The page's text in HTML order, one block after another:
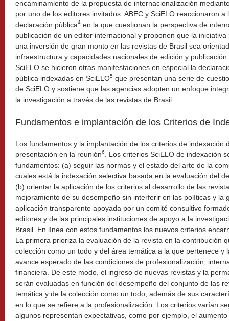
encaminamiento de la propuesta de internacionalización
por uno de los editores invitados. ABEC y SciELO reaccionaron a
declaración pública4 en la que cuestionan la perspectiva de
publicación de un editor internacional y proponen que la
una inversión de gran monto en las revistas de Brasil sea
infraestructura y capacidades nacionales de edición y
SciELO se hicieron otras manifestaciones en especial la
pública indexadas en SciELO5 que presentan una serie de
de SciELO y sostiene que las agencias adopten un enfoque
la investigación a través de las revistas de Brasil.
Fundamentos e implantación de los Criterios de
Los fundamentos y la implantación de los criterios de indexación
presentación en la reunión6
. Los criterios SciELO de indexación
fundamentos: (a) seguir las normas y el estado del arte de la
cuales está la indexación selectiva basada en la evaluación del
(b) orientar la aplicación de los criterios al desarrollo de las
mejoramiento de su desempeño sin interferir en las políticas y la
aplicación transparente apoyada por un comité consultivo
editores y de las principales instituciones de apoyo a la
Brasil. En línea con estos fundamentos los nuevos criterios
La primera prioriza la evaluación de la revista en la contribución
colección como un todo y del área temática a la que pertenece y
avance esperado de las condiciones de profesionalización,
financiera. De este modo, el ingreso de nuevas revistas y la
serán evaluadas en función del desempeño del conjunto de las
temática y de la colección como un todo, además de sus
en lo que se refiere a la profesionalización. Los criterios varían
algunos representan expectativas, como por ejemplo, el